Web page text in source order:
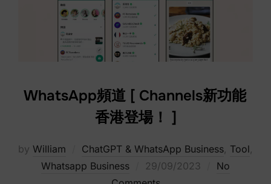
WhatsApp頻道 [ Channels新功能
香港登場！ ]
by William ChatGPT & WhatsApp Business, Tool,
Whatsapp Business
Posted
29/09/2023
No